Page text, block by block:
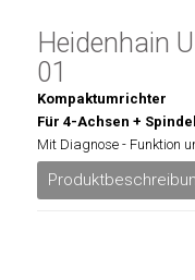
Heidenhain
01
Kompaktumrichter
Für 4-Achsen +
Mit Diagnose - Funktion